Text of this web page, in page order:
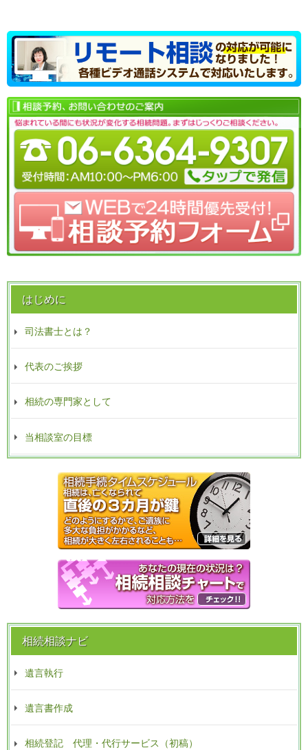
はじめに
司法書士とは？
代表のご挨拶
相続の専門家として
当相談室の目標
相続相談ナビ
遺言執行
遺言書作成
相続登記 代理・代行サービス（初稿）